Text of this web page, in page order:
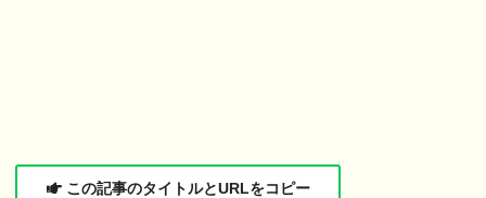
この記事のタイトルとURLをコピー